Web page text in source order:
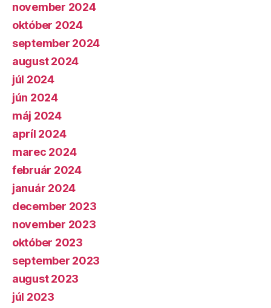
november 2024
október 2024
september 2024
august 2024
júl 2024
jún 2024
máj 2024
apríl 2024
marec 2024
február 2024
január 2024
december 2023
november 2023
október 2023
september 2023
august 2023
júl 2023